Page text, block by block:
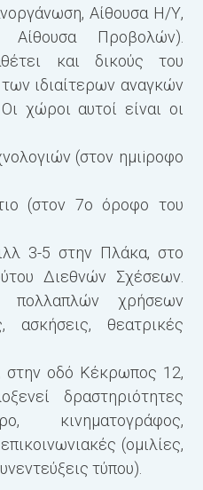
Αίθουσα Η/Υ,
Αίθουσα Προβολών).
και δικούς του
ιδιαίτερων αναγκών
χώροι αυτοί είναι οι
(στον ημιiροφο
(στον 7ο όροφο του
3-5 στην Πλάκα, στο
Διεθνών Σχέσεων.
πολλαπλών χρήσεων
ασκήσεις, θεατρικές
στην οδό Κέκρωπος 12,
δραστηριότητες
κινηματογράφος,
(ομιλίες,
τύπου).